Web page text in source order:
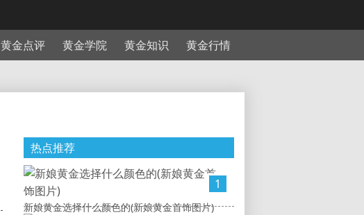
黄金点评 黄金学院 黄金知识 黄金行情
热点推荐
1
新娘黄金选择什么颜色的(新娘黄金首饰图片)